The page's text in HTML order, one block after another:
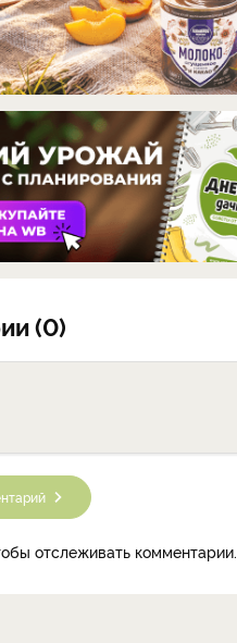
(0)
отслеживать комментарии.